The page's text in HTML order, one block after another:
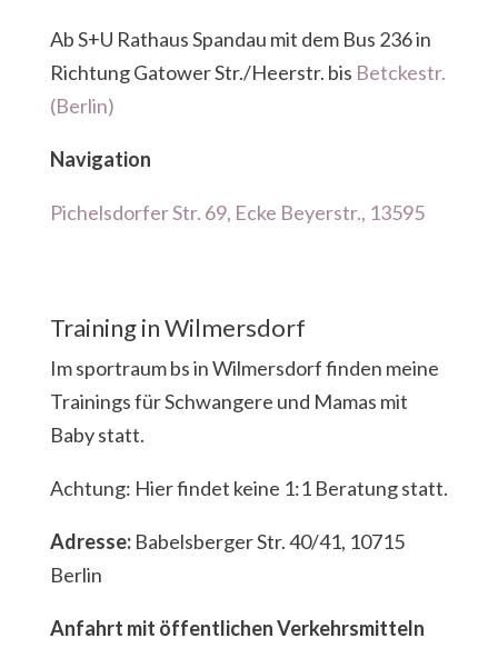
Ab S+U Rathaus Spandau mit dem Bus 236 in
Richtung Gatower Str./Heerstr. bis Betckestr.
(Berlin)
Navigation
Pichelsdorfer Str. 69, Ecke Beyerstr., 13595
Training in Wilmersdorf
Im sportraum bs in Wilmersdorf finden meine
Trainings für Schwangere und Mamas mit
Baby statt.
Achtung: Hier findet keine 1:1 Beratung statt.
Adresse:Babelsberger Str. 40/41, 10715
Berlin
Anfahrt mit öffentlichen Verkehrsmitteln